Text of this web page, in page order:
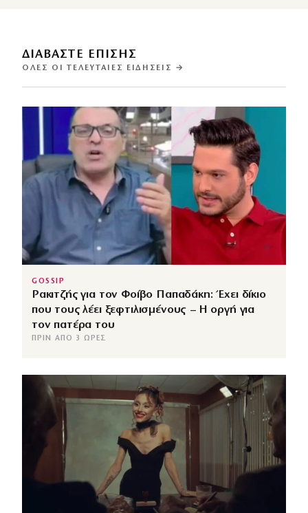
ΔΙΑΒΑΣΤΕ ΕΠΙΣΗΣ
ΌΛΕΣ ΟΙ ΤΕΛΕΥΤΑΊΕΣ ΕΙΔΉΣΕΙΣ →
GOSSIP
Ρακιτζής για τον Φοίβο Παπαδάκη: Έχει δίκιο
που τους λέει ξεφτιλισμένους – Η οργή για
τον πατέρα του
ΠΡΙΝ ΑΠΌ 3 ΏΡΕΣ